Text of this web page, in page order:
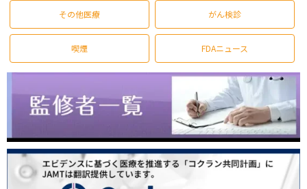
その他医療 がん検診
喫煙 FDAニュース